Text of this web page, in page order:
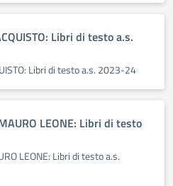
Libri di testo a.s.
Libri di testo a.s. 2023-24
LEONE: Libri di testo
LEONE: Libri di testo a.s.